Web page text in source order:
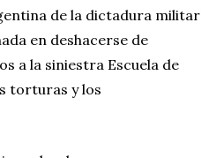
de la dictadura militar
en deshacerse de
a la siniestra Escuela de
torturas y los